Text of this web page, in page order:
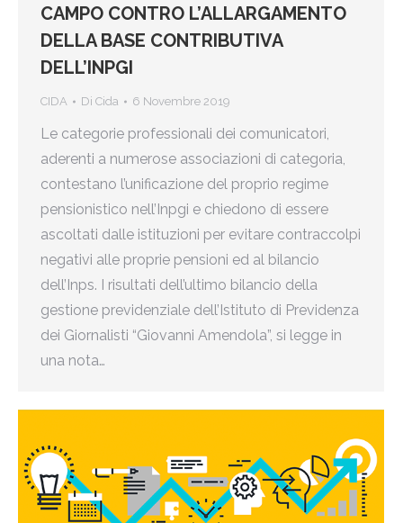
CAMPO CONTRO L’ALLARGAMENTO
DELLA BASE CONTRIBUTIVA
DELL’INPGI
CIDA Di Cida 6 Novembre 2019
Le categorie professionali dei comunicatori,
aderenti a numerose associazioni di categoria,
contestano l’unificazione del proprio regime
pensionistico nell’Inpgi e chiedono di essere
ascoltati dalle istituzioni per evitare contraccolpi
negativi alle proprie pensioni ed al bilancio
dell’Inps. I risultati dell’ultimo bilancio della
gestione previdenziale dell’Istituto di Previdenza
dei Giornalisti “Giovanni Amendola”, si legge in
una nota…